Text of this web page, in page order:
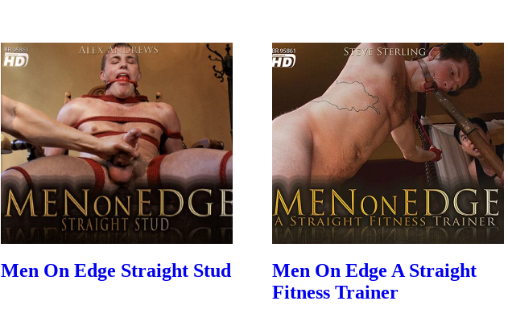
Men On Edge Straight Stud
Men On Edge A Straight
Fitness Trainer